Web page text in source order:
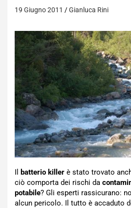
19 Giugno 2011 Gianluca Rini
Il batterio killer è stato trovato
ciò comporta dei rischi da
potabile? Gli esperti rassicurano:
alcun pericolo. Il tutto è accaduto